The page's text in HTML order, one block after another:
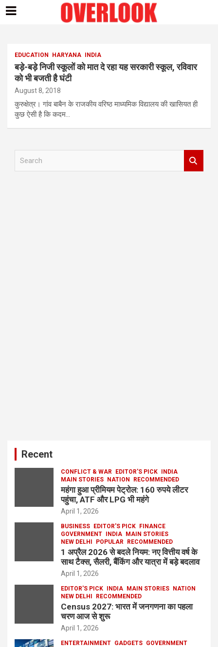
EDUCATION HARYANA INDIA
बड़े-बड़े निजी स्कूलों को मात दे रहा यह सरकारी स्कूल, रविवार
को भी बजती है घंटी
August 8, 2018
कुरुक्षेत्र। गांव बाबैन के राजकीय वरिष्ठ माध्यमिक विद्यालय की खासियत ही
कुछ ऐसी है कि कदम…
Recent
CONFLICT & WAR EDITOR'S PICK
INDIA
MAIN STORIES
NATION RECOMMENDED
महंगा हुआ प्रीमियम पेट्रोल: 160 रुपये लीटर
पहुंचा, ATF और LPG भी महंगे
April 1, 2026
BUSINESS EDITOR'S PICK
FINANCE
GOVERNMENT
INDIA
MAIN STORIES
NEW DELHI
POPULAR RECOMMENDED
1 अप्रैल 2026 से बदले नियम: नए वित्तीय वर्ष के
साथ टैक्स, सैलरी, बैंकिंग और यात्रा में बड़े बदलाव
April 1, 2026
EDITOR'S PICK INDIA MAIN STORIES
NATION
NEW DELHI
RECOMMENDED
Census 2027: भारत में जनगणना का पहला
चरण आज से शुरू
April 1, 2026
ENTERTAINMENT GADGETS GOVERNMENT